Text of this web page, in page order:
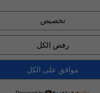
(+965) 98701499
تخصيص
رفض الكل
موافق على الكل